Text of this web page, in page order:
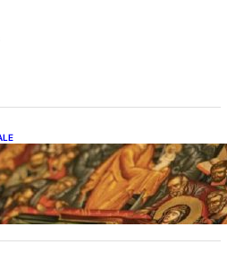
Maicii Domnului: Tradiții,
Implicații Spiritualitate în 2026